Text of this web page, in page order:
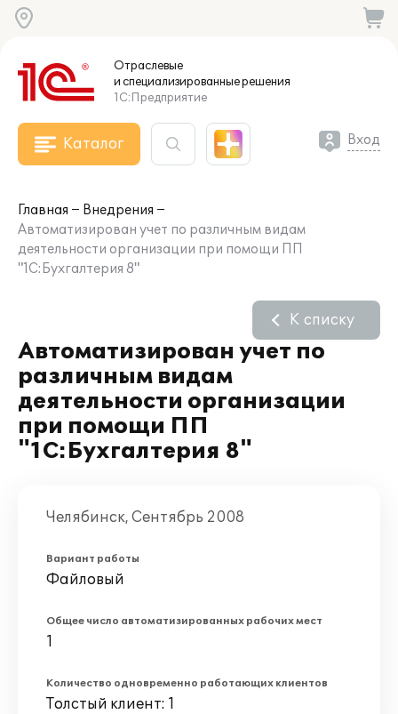
Отраслевые
и специализированныерешения
1С:Предприятие
Каталог Вход
Главная
Внедрения
Автоматизирован учет по различным видам
деятельности организации при помощи ПП
"1С:Бухгалтерия 8"
Автоматизирован учет по
различным видам
деятельности организации
при помощи ПП
"1С:Бухгалтерия 8"
К списку
Челябинск, Сентябрь 2008
Вариант работы
Файловый
Общее число автоматизированных рабочих мест
1
Количество одновременно работающих клиентов
Толстый клиент: 1